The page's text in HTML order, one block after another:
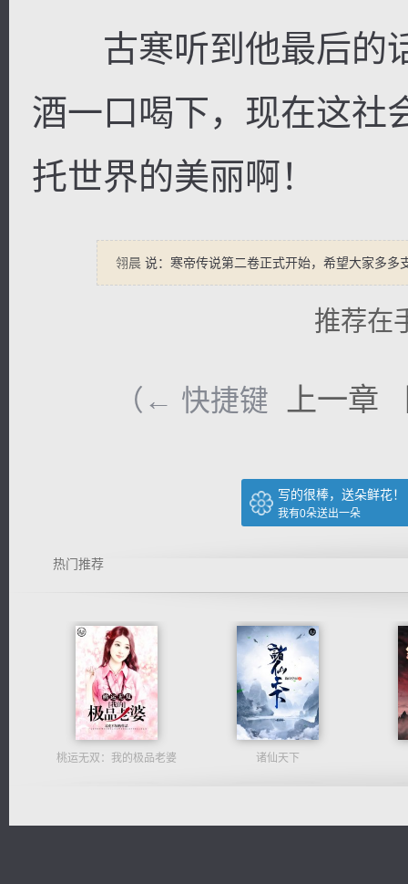
古寒听到他最后的
酒一口喝下，现在这社
托世界的美丽啊！
翎晨 说：寒帝传说第二卷正式开始，希望大家多多
推荐在
（← 快捷键 上一章
写的很棒，送朵鲜花！
我有0朵送出一朵
热门推荐
桃运无双：我的极品老婆 诸仙天下